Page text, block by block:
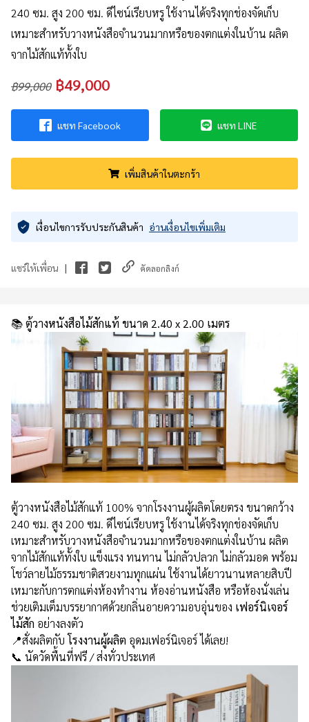
เรา
240 ซม. สูง 200 ซม. ดีไซน์เรียบหรู ใช้งานได้จริงทุกช่องจัดเก็บ
เหมาะสำหรับวางหนังสือจำนวนมากหรือของตกแต่งในบ้าน ผลิต
จากไม้สักแท้ทั้งใบ
฿99,000 ฿49,000
แชท Facebook แชท LINE
เพิ่มสินค้าในตะกร้า
เงื่อนไขการรับประกันสินค้า อ่านเงื่อนไขเพิ่มเติม
แชร์ให้เพื่อน | คัดลอกลิงก์
📚 ตู้วางหนังสือไม้สักแท้ ขนาด 2.40 x 2.00 เมตร
ตู้วางหนังสือไม้สักแท้ 100% จากโรงงานผู้ผลิตโดยตรง ขนาดกว้าง
240 ซม. สูง 200 ซม. ดีไซน์เรียบหรู ใช้งานได้จริงทุกช่องจัดเก็บ
เหมาะสำหรับวางหนังสือจำนวนมากหรือของตกแต่งในบ้าน ผลิต
จากไม้สักแท้ทั้งใบ แข็งแรง ทนทาน ไม่กลัวปลวก ไม่กลัวมอด พร้อม
โชว์ลายไม้ธรรมชาติสวยงามทุกแผ่น ใช้งานได้ยาวนานหลายสิบปี
เหมาะกับการตกแต่งห้องทำงาน ห้องอ่านหนังสือ หรือห้องนั่งเล่น
ช่วยเติมเต็มบรรยากาศด้วยกลิ่นอายความอบอุ่นของ เฟอร์นิเจอร์
ไม้สัก อย่างลงตัว
📍สั่งผลิตกับ โรงงานผู้ผลิต อุดมเฟอร์นิเจอร์ ได้เลย!
📞 นัดวัดพื้นที่ฟรี / ส่งทั่วประเทศ